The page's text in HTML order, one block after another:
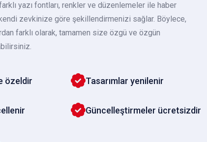
yazı fontları, renkler ve düzenlemeler ile haber
zevkinize göre şekillendirmenizi sağlar. Böylece,
farklı olarak, tamamen size özgü ve özgün
özeldir Tasarımlar yenilenir
Güncelleştirmeler ücretsizdir